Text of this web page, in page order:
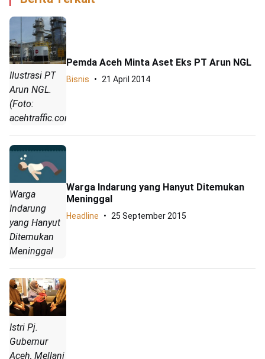
Ilustrasi PT
Arun NGL.
(Foto:
acehtraffic.com)
Pemda Aceh Minta Aset Eks PT Arun NGL
Bisnis 21 April 2014
Warga
Indarung
yang Hanyut
Ditemukan
Meninggal
Warga Indarung yang Hanyut Ditemukan
Meninggal
Headline 25 September 2015
Istri Pj.
Gubernur
Aceh, Mellani